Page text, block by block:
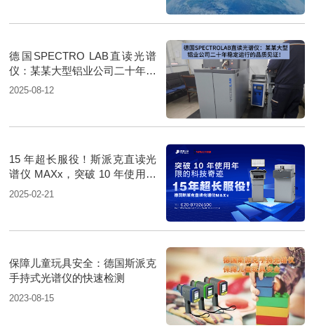
德国SPECTRO LAB直读光谱
仪：某某大型铝业公司二十年稳
定运行的品质见证！
2025-08-12
15 年超长服役！斯派克直读光
谱仪 MAXx，突破 10 年使用年
限的科技奇迹
2025-02-21
保障儿童玩具安全：德国斯派克
手持式光谱仪的快速检测
2023-08-15